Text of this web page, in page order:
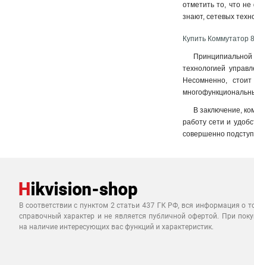
отметить то, что
знают, сетевых
Купить Коммутатор
Принципиальной
технологией
Несомненно,
В заключение,
работу сети и
совершенно
В соответствии с пунктом 2 статьи 437 ГК РФ, вся информация о
справочный характер и не является публичной офертой. При
на наличие интересующих вас функций и характеристик.